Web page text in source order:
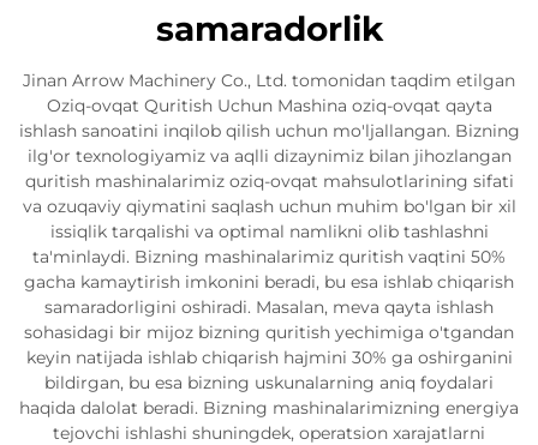
samaradorlik
Jinan Arrow Machinery Co., Ltd. tomonidan taqdim etilgan
Oziq-ovqat Quritish Uchun Mashina oziq-ovqat qayta
ishlash sanoatini inqilob qilish uchun mo'ljallangan. Bizning
ilg'or texnologiyamiz va aqlli dizaynimiz bilan jihozlangan
quritish mashinalarimiz oziq-ovqat mahsulotlarining sifati
va ozuqaviy qiymatini saqlash uchun muhim bo'lgan bir xil
issiqlik tarqalishi va optimal namlikni olib tashlashni
ta'minlaydi. Bizning mashinalarimiz quritish vaqtini 50%
gacha kamaytirish imkonini beradi, bu esa ishlab chiqarish
samaradorligini oshiradi. Masalan, meva qayta ishlash
sohasidagi bir mijoz bizning quritish yechimiga o'tgandan
keyin natijada ishlab chiqarish hajmini 30% ga oshirganini
bildirgan, bu esa bizning uskunalarning aniq foydalari
haqida dalolat beradi. Bizning mashinalarimizning energiya
tejovchi ishlashi shuningdek, operatsion xarajatlarni